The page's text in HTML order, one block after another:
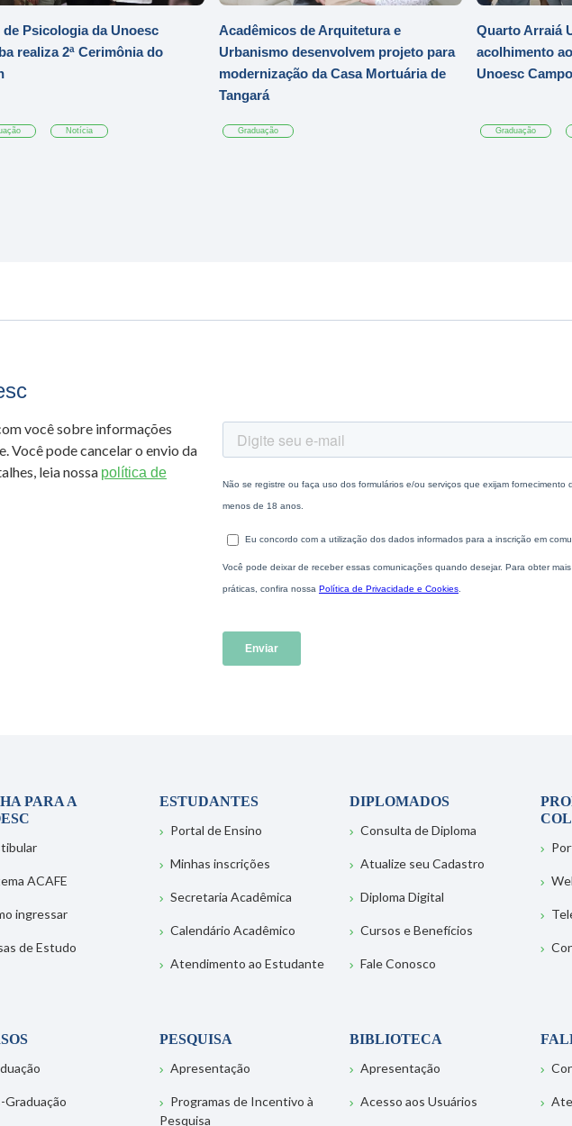
Psicologia da Unoesc
realiza 2ª Cerimônia do
Notícia
Acadêmicos de Arquitetura e
Urbanismo desenvolvem projeto para
modernização da Casa Mortuária de
Tangará
Graduação
Quarto Arraiá
acolhimento
Unoesc
Graduação
você sobre informações
Você pode cancelar o envio da
leia nossa política de
PARA A
ACAFE
ingressar
de Estudo
ESTUDANTES
Portal de Ensino
Minhas inscrições
Secretaria Acadêmica
Calendário Acadêmico
Atendimento ao Estudante
DIPLOMADOS
Consulta de Diploma
Atualize seu Cadastro
Diploma Digital
Cursos e Benefícios
Fale Conosco
Graduação
PESQUISA
Apresentação
Programas de Incentivo à
Pesquisa
BIBLIOTECA
Apresentação
Acesso aos Usuários